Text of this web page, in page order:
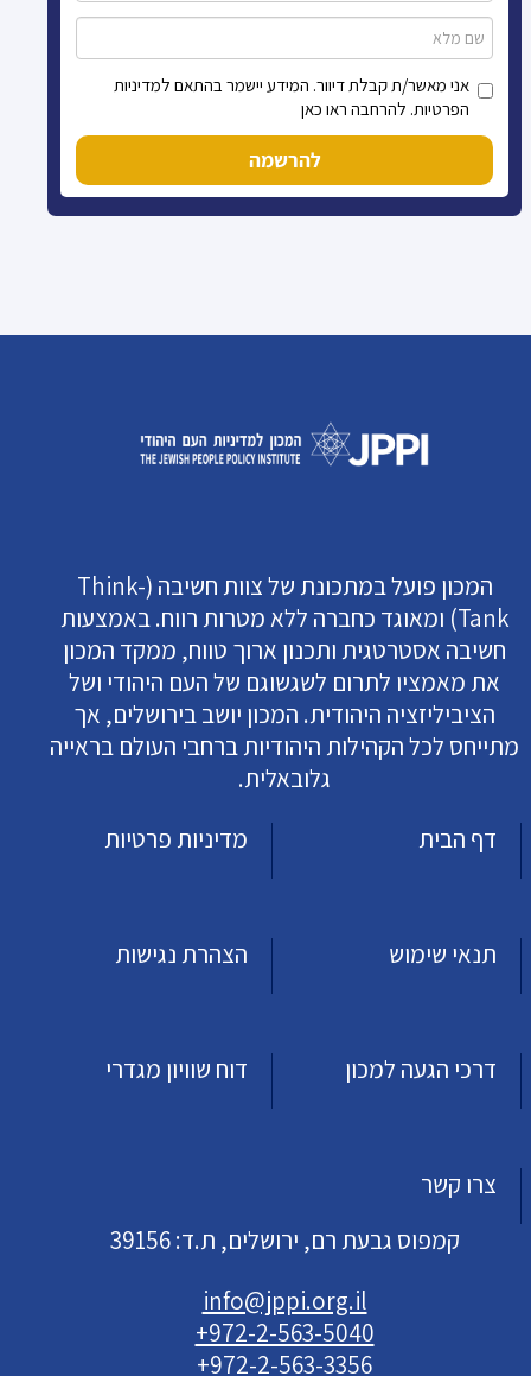
אני מאשר/ת קבלת דיוור. המידע יישמר בהתאם למדיניות
הפרטיות. להרחבה ראו כאן
להרשמה
המכון פועל במתכונת של צוות חשיבה (Think-
Tank) ומאוגד כחברה ללא מטרות רווח. באמצעות
חשיבה אסטרטגית ותכנון ארוך טווח, ממקד המכון
את מאמציו לתרום לשגשוגם של העם היהודי ושל
הציביליזציה היהודית. המכון יושב בירושלים, אך
מתייחס לכל הקהילות היהודיות ברחבי העולם בראייה
גלובאלית.
דף הבית
מדיניות פרטיות
תנאי שימוש הצהרת נגישות
דרכי הגעה למכון דוח שוויון מגדרי
צרו קשר
קמפוס גבעת רם, ירושלים, ת.ד: 39156
info@jppi.org.il
+972-2-563-5040
+972-2-563-3356